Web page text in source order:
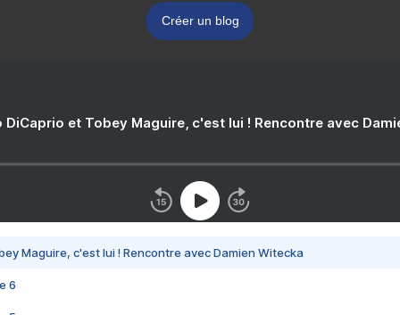
Créer un blog
DiCaprio et Tobey Maguire, c'est lui ! Rencontre avec
Maguire, c'est lui ! Rencontre avec Damien Witecka
6